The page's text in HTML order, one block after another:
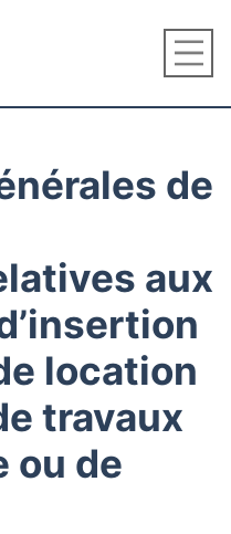
de
aux
location
travaux
ou de